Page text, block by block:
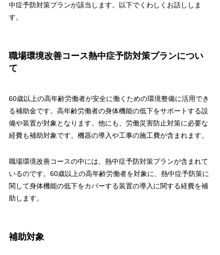
中症予防対策プランが該当します。以下でくわしくお話ししま
す。
職場環境改善コース熱中症予防対策プランについ
て
60歳以上の高年齢労働者が安全に働くための環境整備に活用でき
る補助金です。高年齢労働者の身体機能の低下をサポートする設
備や装置が対象となります。他にも、労働災害防止対策に必要な
経費も補助対象です。機器の導入や工事の施工費が含まれます。
職場環境改善コースの中には、熱中症予防対策プランが含まれて
いるのです。60歳以上の高年齢労働者を対象に、熱中症予防策に
関して身体機能の低下をカバーする装置の導入に関する経費を補
助します。
補助対象